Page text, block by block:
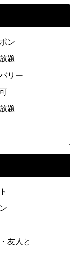
ン
題
リー
題
友人と